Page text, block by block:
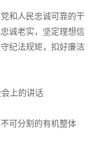
和人民忠诚可靠的干
诚老实，坚定理想信
纪法规矩，扣好廉洁
上的讲话
可分割的有机整体